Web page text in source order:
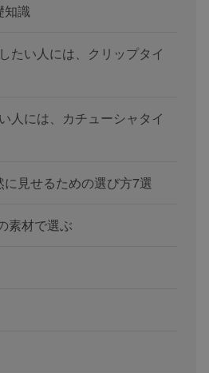
知識
たい人には、クリップタイ
人には、カチューシャタイ
見せるための選び方7選
素材で選ぶ